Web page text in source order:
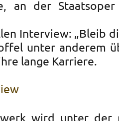
an der
Interview: „Bleib
unter anderem
lange Karriere.